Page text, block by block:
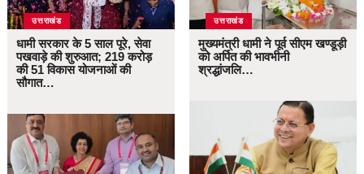
उत्तराखंड
धामी सरकार के 5 साल पूरे, सेवा
पखवाड़े की शुरुआत; 219 करोड़
की 51 विकास योजनाओं की
सौगात…
उत्तराखंड
मुख्यमंत्री धामी ने पूर्व सीएम खण्डूड़ी
को अर्पित की भावभीनी
श्रद्धांजलि…